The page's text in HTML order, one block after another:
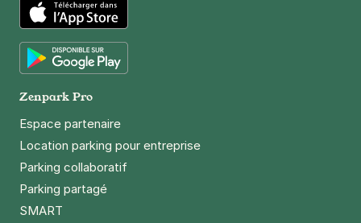
App Store
Zenpark Pro
Espace partenaire
Location parking pour entreprise
Parking collaboratif
Parking partagé
SMART